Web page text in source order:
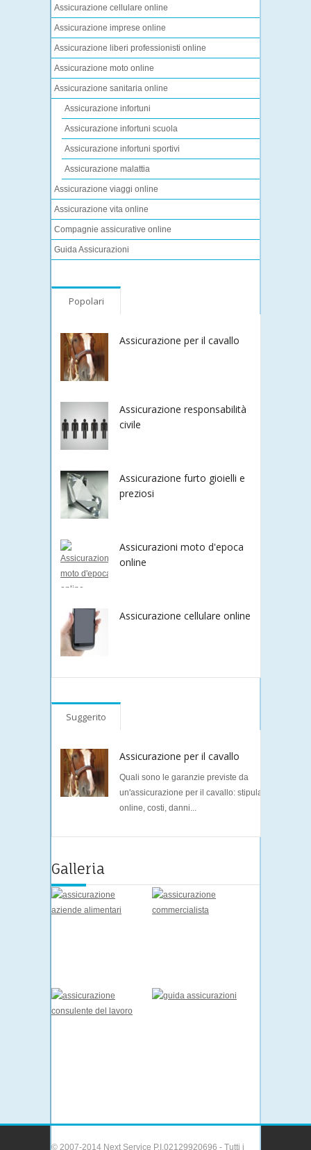
Assicurazione cellulare online
Assicurazione imprese online
Assicurazione liberi professionisti online
Assicurazione moto online
Assicurazione sanitaria online
Assicurazione infortuni
Assicurazione infortuni scuola
Assicurazione infortuni sportivi
Assicurazione malattia
Assicurazione viaggi online
Assicurazione vita online
Compagnie assicurative online
Guida Assicurazioni
Popolari
Assicurazione per il cavallo
Assicurazione responsabilità
civile
Assicurazione furto gioielli e
preziosi
Assicurazioni moto d'epoca
online
Assicurazione cellulare online
Suggerito
Assicurazione per il cavallo
Quali sono le garanzie previste da
un'assicurazione per il cavallo: stipula
online, costi, danni...
Galleria
© 2007-2014 Next Service P.I.02129920696 - Tutti i